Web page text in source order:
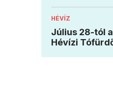
HÉVÍZ
Július 28-tól
Hévízi